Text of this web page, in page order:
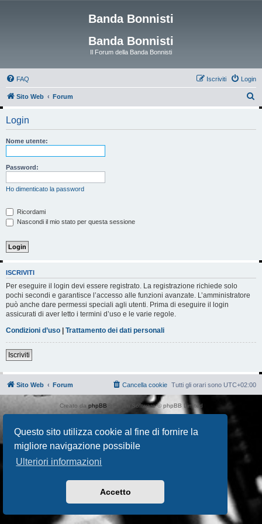
Questo sito utilizza cookie al fine di fornire la
migliore navigazione possibile
Ulteriori informazioni
Accetto
Banda Bonnisti
Banda Bonnisti
Il Forum della Banda Bonnisti
FAQ Login
Iscriviti
Sito Web Forum
Login
Nome utente:
Password:
Ho dimenticato la password
Ricordami
Nascondi il mio stato per questa sessione
ISCRIVITI
Per eseguire il login devi essere registrato. La registrazione richiede solo
pochi secondi e garantisce l’accesso alle funzioni avanzate. L’amministratore
può anche dare permessi speciali agli utenti. Prima di eseguire il login
assicurati di aver letto i termini d’uso e le varie regole.
Condizioni d’uso
Trattamento dei dati personali
Iscriviti
Sito Web Forum Tutti gli orari sono UTC+02:00
Cancella cookie
Creato da phpBB ® Forum Software © phpBB Limited
Traduzione ItalianaphpBB-Italia.it
Privacy |Condizioni